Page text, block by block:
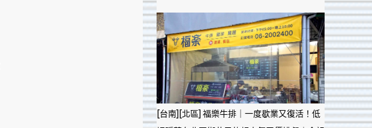
[台南][北區] 福樂牛排｜一度歇業又復活！低